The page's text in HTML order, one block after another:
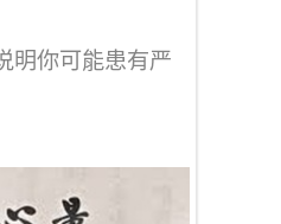
明你可能患有严